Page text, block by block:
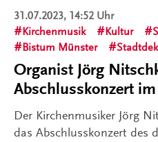
31.07.2023, 14:52 Uhr
Kirchenmusik
Kultur
Bistum Münster
Organist Jörg
Abschlusskonzert
Der Kirchenmusiker Jörg
das Abschlusskonzert des